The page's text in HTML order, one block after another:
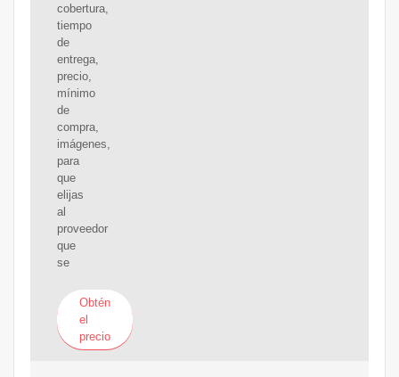
cobertura,
tiempo
de
entrega,
precio,
mínimo
de
compra,
imágenes,
para
que
elijas
al
proveedor
que
se
Obtén
el
precio